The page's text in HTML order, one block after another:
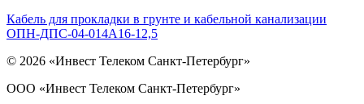
Кабель для прокладки в грунте и кабельной канализации
ОПН-ДПС-04-014А16-12,5
© 2026 «Инвест Телеком Санкт-Петербург»
ООО «Инвест Телеком Санкт-Петербург»